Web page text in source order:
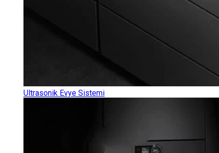
Ultrasonik Evye Sistemi